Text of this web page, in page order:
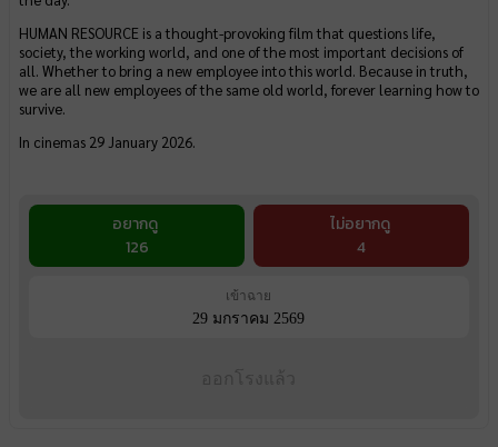
HUMAN RESOURCE is a thought-provoking film that questions life,
society, the working world, and one of the most important decisions of
all. Whether to bring a new employee into this world. Because in truth,
we are all new employees of the same old world, forever learning how to
survive.
In cinemas 29 January 2026.
อยากดู
126
ไม่อยากดู
4
เข้าฉาย
29 มกราคม 2569